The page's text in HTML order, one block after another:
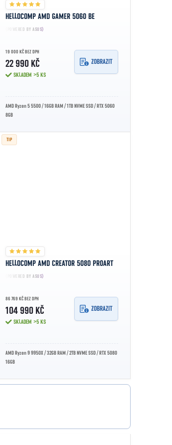
HELLOCOMP AMD GAMER 5060 BE
(POWERED BY ASUS)
19 000 KČ BEZ DPH
22 990 KČ
SKLADEM >5 KS
ZOBRAZIT
AMD Ryzen 5 5500 / 16GB RAM / 1TB NVME SSD / RTX 5060
8GB
TIP
HELLOCOMP AMD CREATOR 5080 PROART
(POWERED BY ASUS)
86 769 KČ BEZ DPH
104 990 KČ
SKLADEM >5 KS
ZOBRAZIT
AMD Ryzen 9 9950X / 32GB RAM / 2TB NVME SSD / RTX 5080
16GB